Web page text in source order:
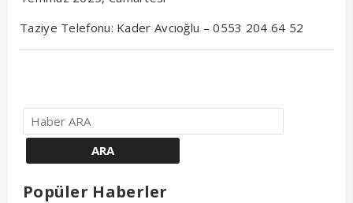
Taziye Telefonu: Kader Avcıoğlu – 0553 204 64 52
Popüler Haberler